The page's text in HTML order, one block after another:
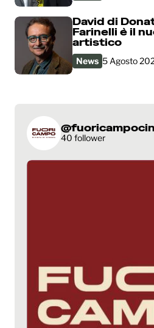
David di
Farinelli è il
artistico
News 5 Agosto
40 follower